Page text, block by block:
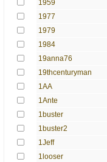
1959
1977
1979
1984
19anna76
19thcenturyman
1AA
1Ante
1buster
1buster2
1Jeff
1looser